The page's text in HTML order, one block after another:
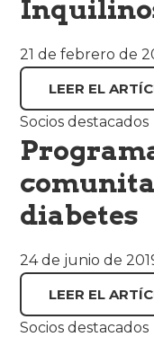
21 de febrero de
LEER EL
Socios destacados
diabetes
24 de junio de
LEER EL
Socios destacados